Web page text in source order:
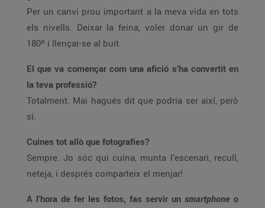
Per un canvi prou important a la meva vida en tots
els nivells. Deixar la feina, voler donar un gir de
180º i llençar-se al buit.
El que va començar com una afició s’ha convertit en
la teva professió?
Totalment. Mai hagués dit que podria ser així, però
sí.
Cuines tot allò que fotografies?
Sempre. Jo sóc qui cuina, munta l’escenari, recull,
neteja, i després comparteix el menjar!
A l’hora de fer les fotos, fas servir un smartphone o